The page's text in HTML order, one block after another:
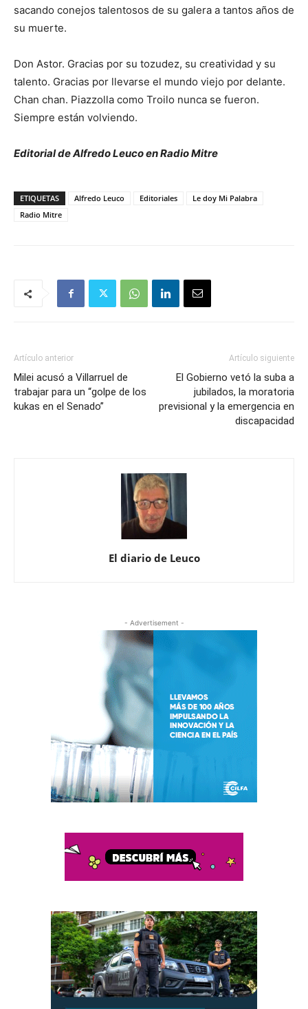
sacando conejos talentosos de su galera a tantos años de
su muerte.
Don Astor. Gracias por su tozudez, su creatividad y su
talento. Gracias por llevarse el mundo viejo por delante.
Chan chan. Piazzolla como Troilo nunca se fueron.
Siempre están volviendo.
Editorial de Alfredo Leuco en Radio Mitre
ETIQUETAS Alfredo Leuco Editoriales
Le doy Mi Palabra
Radio Mitre
Artículo anterior
Milei acusó a Villarruel de
trabajar para un “golpe de los
kukas en el Senado”
Artículo siguiente
El Gobierno vetó la suba a
jubilados, la moratoria
previsional y la emergencia en
discapacidad
El diario de Leuco
- Advertisement -